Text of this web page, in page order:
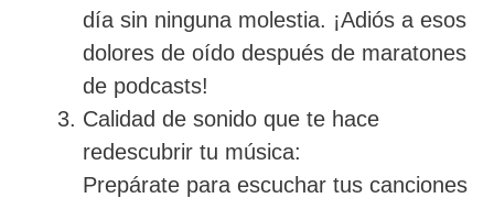
día sin ninguna molestia. ¡Adiós a esos
dolores de oído después de maratones
de podcasts!
Calidad de sonido que te hace
redescubrir tu música:
Prepárate para escuchar tus canciones